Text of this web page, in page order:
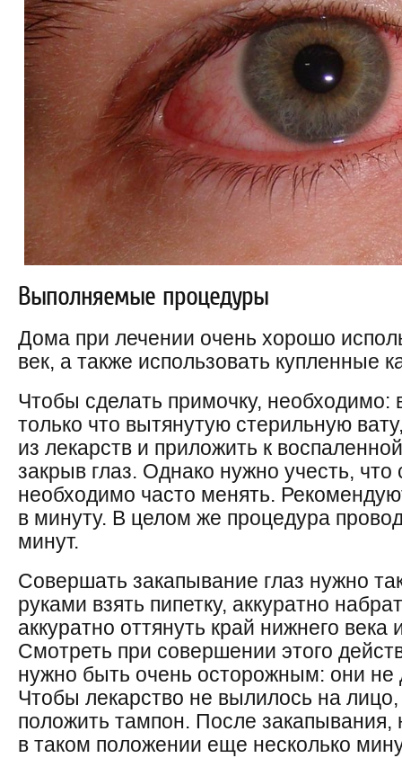
Выполняемые процедуры
Дома при лечении очень хорошо
век, а также использовать купленные
Чтобы сделать примочку, необходимо:
только что вытянутую стерильную
из лекарств и приложить к
закрыв глаз. Однако нужно учесть,
необходимо часто менять.
в минуту. В целом же процедура
минут.
Совершать закапывание глаз нужно
руками взять пипетку, аккуратно
аккуратно оттянуть край нижнего века
Смотреть при совершении этого
нужно быть очень осторожным: они не
Чтобы лекарство не вылилось на
положить тампон. После закапывания,
в таком положении еще несколько